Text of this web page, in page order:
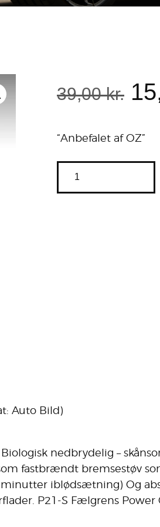
39,00 kr. 15
“Anbefalet af OZ”
Auto Bild)
nedbrydelig –
fastbrændt bremsestøv
iblødsætning) Og
P21-S Fælgrens